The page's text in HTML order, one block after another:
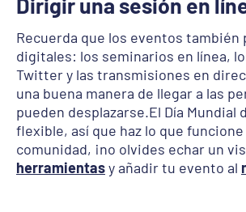
Recuerda que los eventos también
digitales: los seminarios en línea,
Twitter y las transmisiones en
una buena manera de llegar a las
pueden desplazarse.El Día Mundial
flexible, así que haz lo que
comunidad, ¡no olvides echar un
herramientasy añadir tu evento al